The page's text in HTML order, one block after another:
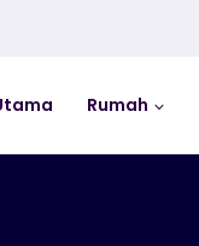
Rumah